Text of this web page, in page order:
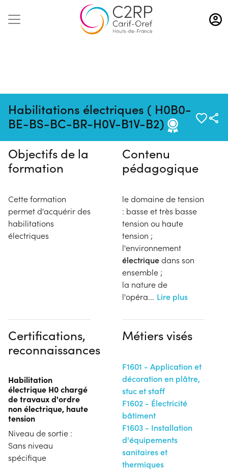
Aller
au
contenu
Habilitations électriques ( H0B0-
BE-BS-BC-BR-H0V-B1V-B2)
Pas de session programmée en
ce moment
Objectifs de la
formation
Cette formation
permet d'acquérir des
habilitations
électriques
Contenu
pédagogique
le domaine de tension
: basse et très basse
tension ou haute
tension ;
l'environnement
électriquedans son
ensemble ;
la nature de
l'opéra... Lire plus
Certifications,
reconnaissances
Habilitation
électrique H0 chargé
de travaux d'ordre
non électrique, haute
tension
Niveau de sortie :
Sans niveau
spécifique
Métiers visés
F1601 - Application et
décoration en plâtre,
stuc et staff
F1602 - Électricité
bâtiment
F1603 - Installation
d'équipements
sanitaires et
thermiques